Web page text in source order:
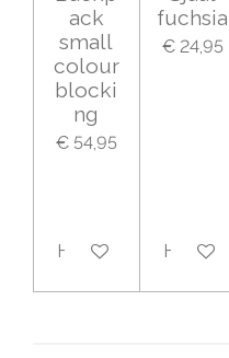
ack
small
colour
blocki
ng
€ 54,95
Houd mij op de
fuchsia
€ 24,95
Houd